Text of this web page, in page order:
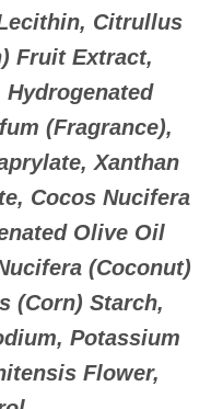
Citrullus
Fruit Extract,
(Fragrance),
Xanthan
Cocos Nucifera
Olive Oil
(Coconut)
(Corn) Starch,
Potassium
Flower,